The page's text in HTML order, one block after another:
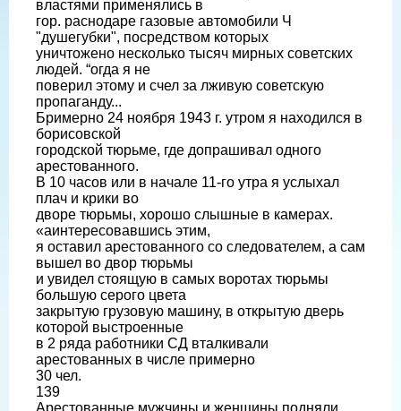
властями применялись в
гор. раснодаре газовые автомобили Ч
"душегубки", посредством которых
уничтожено несколько тысяч мирных советских
людей. “огда я не
поверил этому и счел за лживую советскую
пропаганду...
Бримерно 24 ноября 1943 г. утром я находился в
борисовской
городской тюрьме, где допрашивал одного
арестованного.
В 10 часов или в начале 11-го утра я услыхал
плач и крики во
дворе тюрьмы, хорошо слышные в камерах.
«аинтересовавшись этим,
я оставил арестованного со следователем, а сам
вышел во двор тюрьмы
и увидел стоящую в самых воротах тюрьмы
большую серого цвета
закрытую грузовую машину, в открытую дверь
которой выстроенные
в 2 ряда работники СД вталкивали
арестованных в числе примерно
30 чел.
139
Арестованные мужчины и женщины подняли